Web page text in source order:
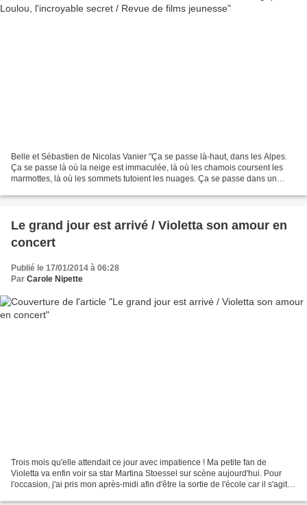
Belle et Sébastien de Nicolas Vanier "Ça se passe là-haut, dans les Alpes.
Ça se passe là où la neige est immaculée, là où les chamois coursent les
marmottes, là où les sommets tutoient les nuages. Ça se passe dans un
Le grand jour est arrivé / Violetta son amour en
concert
Publié le 17/01/2014 à 06:28
Par Carole Nipette
Trois mois qu'elle attendait ce jour avec impatience ! Ma petite fan de
Violetta va enfin voir sa star Martina Stoessel sur scène aujourd'hui. Pour
l'occasion, j'ai pris mon après-midi afin d'être la sortie de l'école car il s'agit